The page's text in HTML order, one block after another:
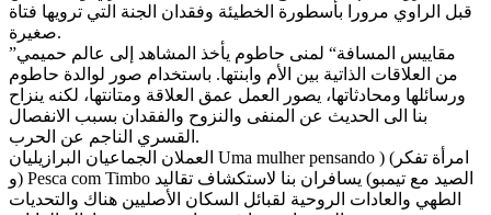
قبل الراوي مرورا بأسطورة الخطيئة وفقدان الجنة التي ترويها فتاة
صغيرة.
”مقاييس المسافة“ لمنى حاطوم يأخذ المشاهد إلى عالم حميمي
من العلاقات الذاتية بين الأم وابنتها. باستخدام صور لوالدة حاطوم
ورسائلها ومحادثاتها، يصور العمل عمق العلاقة ومتانتها، لكنه ينزاح
بنا الى الحديث عن المنفى والنزوح والفقدان بسبب الانفصال
القسري الناجم عن الحرب.
العملان الجماعيان البرازيليان Uma mulher pensando ) امرأة تفكر)
و) Pesca com Timbo الصيد مع تيمبو) يسافران بنا لاستكشاف تقاليد
الطهي والعادات الروحية لقبائل السكان الأصليين هناك والتحديات